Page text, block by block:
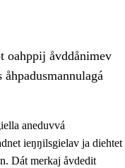
ja ávddama hárráj
oahppij åvddånimev
aneduvvá
ieŋŋilsgielav ja diehtet
Dát merkaj åvdedit